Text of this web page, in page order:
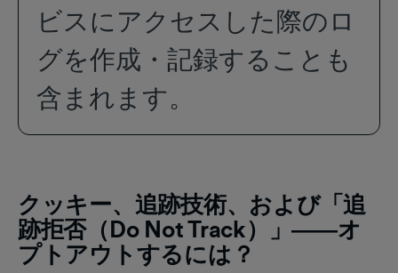
ビスにアクセスした際のロ
グを作成・記録することも
含まれます。
‍クッキー、追跡技術、および「追
跡拒否（Do Not Track）」――オ
プトアウトするには？